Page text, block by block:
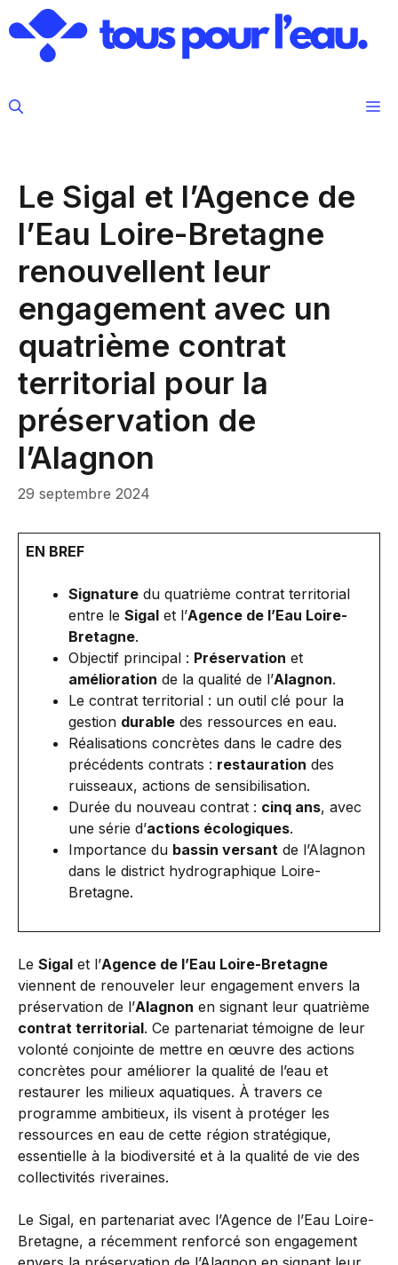
au
contenu
Le Sigal et l’Agence de
l’Eau Loire-Bretagne
renouvellent leur
engagement avec un
quatrième contrat
territorial pour la
préservation de
l’Alagnon
29 septembre 2024
EN BREF
Signature du quatrième contrat territorial
entre le Sigal et l’Agence de l’Eau Loire-
Bretagne.
Objectif principal : Préservation et
amélioration de la qualité de l’Alagnon.
Le contrat territorial : un outil clé pour la
gestion durable des ressources en eau.
Réalisations concrètes dans le cadre des
précédents contrats : restauration des
ruisseaux, actions de sensibilisation.
Durée du nouveau contrat : cinq ans, avec
une série d’actions écologiques.
Importance du bassin versant de l’Alagnon
dans le district hydrographique Loire-
Bretagne.
Le Sigal et l’Agence de l’Eau Loire-Bretagne
viennent de renouveler leur engagement envers la
préservation de l’Alagnon en signant leur quatrième
contrat territorial. Ce partenariat témoigne de leur
volonté conjointe de mettre en œuvre des actions
concrètes pour améliorer la qualité de l’eau et
restaurer les milieux aquatiques. À travers ce
programme ambitieux, ils visent à protéger les
ressources en eau de cette région stratégique,
essentielle à la biodiversité et à la qualité de vie des
collectivités riveraines.
Le Sigal, en partenariat avec l’Agence de l’Eau Loire-
Bretagne, a récemment renforcé son engagement